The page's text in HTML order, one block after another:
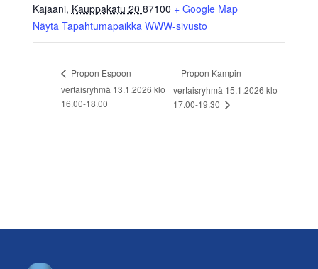
Kajaani, Kauppakatu 20 87100 + Google Map
Näytä Tapahtumapaikka WWW-sivusto
Propon Espoon
vertaisryhmä 13.1.2026 klo
16.00-18.00
Propon Kampin
vertaisryhmä 15.1.2026 klo
17.00-19.30